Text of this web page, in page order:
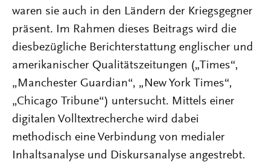
waren sie auch in den Ländern der Kriegsgegner
präsent. Im Rahmen dieses Beitrags wird die
diesbezügliche Berichterstattung englischer und
amerikanischer Qualitätszeitungen („Times“,
„Manchester Guardian“, „New York Times“,
„Chicago Tribune“) untersucht. Mittels einer
digitalen Volltextrecherche wird dabei
methodisch eine Verbindung von medialer
Inhaltsanalyse und Diskursanalyse angestrebt.